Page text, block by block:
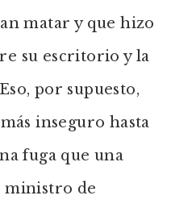
matar y que hizo
su escritorio y la
por supuesto,
inseguro hasta
fuga que una
ministro de